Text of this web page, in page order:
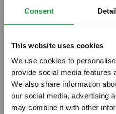
Consent
This website uses cookies
We use cookies to
provide social media features
We also share information
our social media, advertising
may combine it with other
cucina
Di seguito tutti i contenuti